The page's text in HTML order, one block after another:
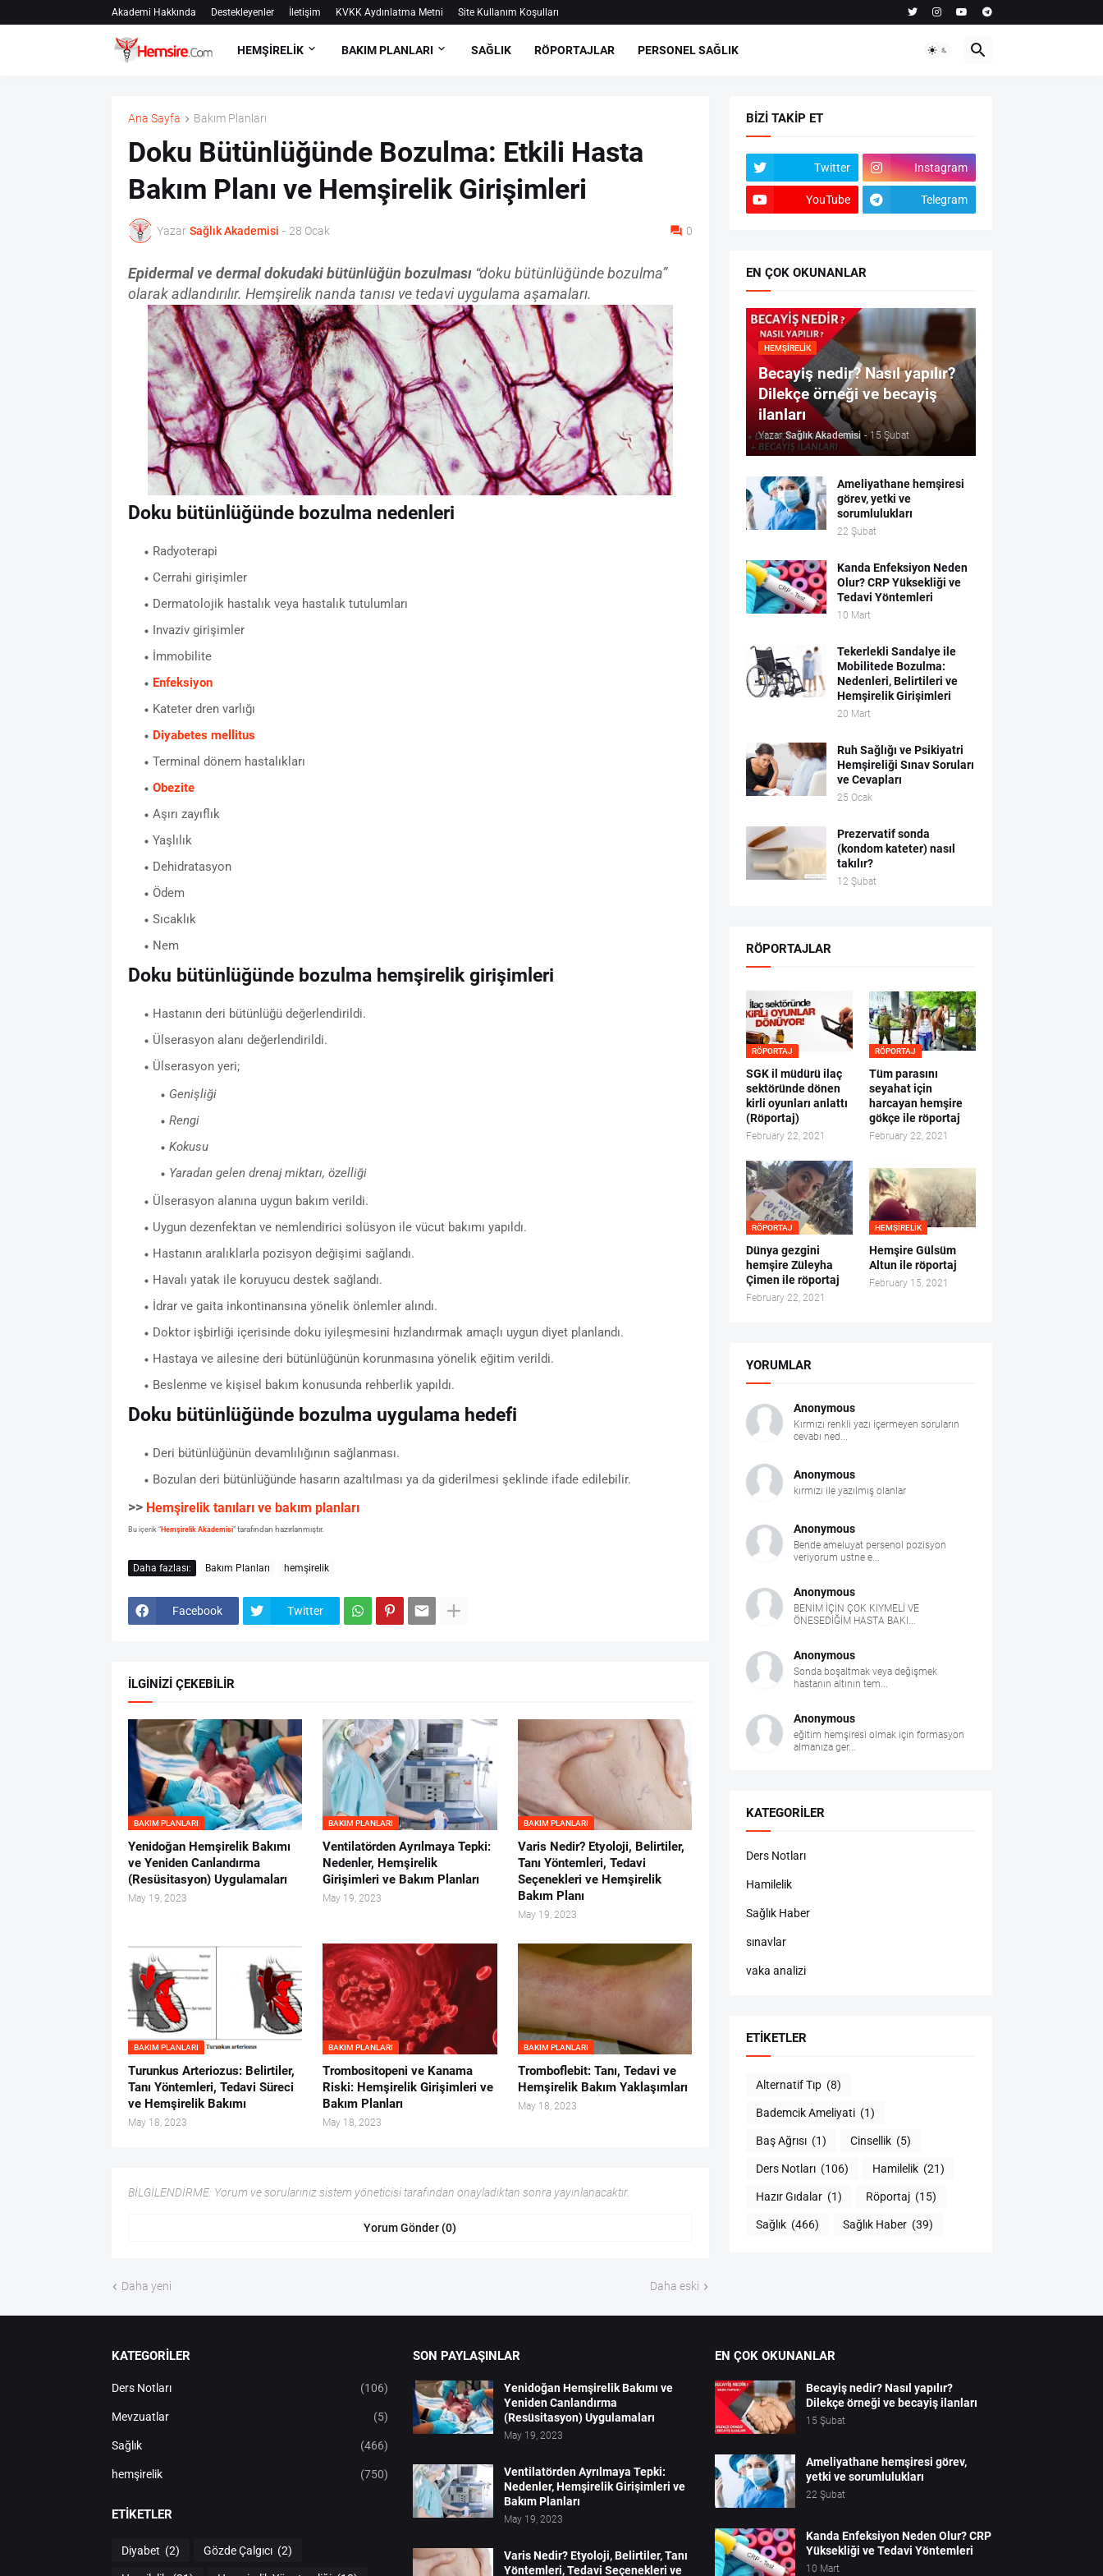
Akademi Hakkında Destekleyenler İletişim KVKK Aydınlatma Metni Site Kullanım Koşulları
HEMŞİRELİK BAKIM PLANLARI SAĞLIK RÖPORTAJLAR PERSONEL SAĞLIK
Ana Sayfa Bakım Planları
Doku Bütünlüğünde Bozulma: Etkili Hasta
Bakım Planı ve Hemşirelik Girişimleri
Yazar Sağlık Akademisi - 28 Ocak 0
Epidermal ve dermal dokudaki bütünlüğün bozulması“doku bütünlüğünde bozulma”
olarak adlandırılır. Hemşirelik nanda tanısı ve tedavi uygulama aşamaları.
Doku bütünlüğünde bozulma nedenleri
Radyoterapi
Cerrahi girişimler
Dermatolojik hastalık veya hastalık tutulumları
Invaziv girişimler
İmmobilite
Enfeksiyon
Kateter dren varlığı
Diyabetes mellitus
Terminal dönem hastalıkları
Obezite
Aşırı zayıflık
Yaşlılık
Dehidratasyon
Ödem
Sıcaklık
Nem
Doku bütünlüğünde bozulma hemşirelik girişimleri
Hastanın deri bütünlüğü değerlendirildi.
Ülserasyon alanı değerlendirildi.
Ülserasyon yeri;
Genişliği
Rengi
Kokusu
Yaradan gelen drenaj miktarı, özelliği
Ülserasyon alanına uygun bakım verildi.
Uygun dezenfektan ve nemlendirici solüsyon ile vücut bakımı yapıldı.
Hastanın aralıklarla pozisyon değişimi sağlandı.
Havalı yatak ile koruyucu destek sağlandı.
İdrar ve gaita inkontinansına yönelik önlemler alındı.
Doktor işbirliği içerisinde doku iyileşmesini hızlandırmak amaçlı uygun diyet planlandı.
Hastaya ve ailesine deri bütünlüğünün korunmasına yönelik eğitim verildi.
Beslenme ve kişisel bakım konusunda rehberlik yapıldı.
Doku bütünlüğünde bozulma uygulama hedefi
Deri bütünlüğünün devamlılığının sağlanması.
Bozulan deri bütünlüğünde hasarın azaltılması ya da giderilmesi şeklinde ifade edilebilir.
>> Hemşirelik tanıları ve bakım planları
Bu içerik “Hemşirelik Akademisi” tarafından hazırlanmıştır.
Daha fazlası: Bakım Planları hemşirelik
Facebook Twitter
İLGİNİZİ ÇEKEBİLİR
BAKIM PLANLARI
Yenidoğan Hemşirelik Bakımı
ve Yeniden Canlandırma
(Resüsitasyon) Uygulamaları
May 19, 2023
BAKIM PLANLARI
Ventilatörden Ayrılmaya Tepki:
Nedenler, Hemşirelik
Girişimleri ve Bakım Planları
May 19, 2023
BAKIM PLANLARI
Varis Nedir? Etyoloji, Belirtiler,
Tanı Yöntemleri, Tedavi
Seçenekleri ve Hemşirelik
Bakım Planı
May 19, 2023
BAKIM PLANLARI
Turunkus Arteriozus: Belirtiler,
Tanı Yöntemleri, Tedavi Süreci
ve Hemşirelik Bakımı
May 18, 2023
BAKIM PLANLARI
Trombositopeni ve Kanama
Riski: Hemşirelik Girişimleri ve
Bakım Planları
May 18, 2023
BAKIM PLANLARI
Tromboflebit: Tanı, Tedavi ve
Hemşirelik Bakım Yaklaşımları
May 18, 2023
BİLGİLENDİRME: Yorum ve sorularınız sistem yöneticisi tarafından onayladıktan sonra yayınlanacaktır.
Yorum Gönder (0)
Daha yeni Daha eski
BIZI TAKIP ET
Twitter Instagram
YouTube Telegram
EN ÇOK OKUNANLAR
HEMŞIRELIK
Becayiş nedir? Nasıl yapılır?
Dilekçe örneği ve becayiş
ilanları
Yazar Sağlık Akademisi - 15 Şubat
Ameliyathane hemşiresi
görev, yetki ve
sorumlulukları
22 Şubat
Kanda Enfeksiyon Neden
Olur? CRP Yüksekliği ve
Tedavi Yöntemleri
10 Mart
Tekerlekli Sandalye ile
Mobilitede Bozulma:
Nedenleri, Belirtileri ve
Hemşirelik Girişimleri
20 Mart
Ruh Sağlığı ve Psikiyatri
Hemşireliği Sınav Soruları
ve Cevapları
25 Ocak
Prezervatif sonda
(kondom kateter) nasıl
takılır?
12 Şubat
RÖPORTAJLAR
RÖPORTAJ
SGK il müdürü ilaç
sektöründe dönen
kirli oyunları anlattı
(Röportaj)
February 22, 2021
RÖPORTAJ
Tüm parasını
seyahat için
harcayan hemşire
gökçe ile röportaj
February 22, 2021
RÖPORTAJ
Dünya gezgini
hemşire Züleyha
Çimen ile röportaj
February 22, 2021
HEMŞIRELIK
Hemşire Gülsüm
Altun ile röportaj
February 15, 2021
YORUMLAR
Anonymous
Kırmızı renkli yazı içermeyen soruların
cevabı ned...
Anonymous
kırmızı ile yazılmış olanlar
Anonymous
Bende ameluyat persenol pozisyon
veriyorum ustne e...
Anonymous
BENİM İÇİN ÇOK KIYMELİ VE
ÖNESEDİĞİM HASTA BAKI...
Anonymous
Sonda boşaltmak veya değişmek
hastanın altının tem...
Anonymous
eğitim hemşiresi olmak için formasyon
almanıza ger...
KATEGORILER
Ders Notları
Hamilelik
Sağlık Haber
sınavlar
vaka analizi
ETIKETLER
Alternatif Tıp (8)
Bademcik Ameliyati (1)
Baş Ağrısı (1) Cinsellik (5)
Ders Notları (106) Hamilelik (21)
Hazır Gıdalar (1) Röportaj (15)
Sağlık (466) Sağlık Haber (39)
KATEGORİLER
Ders Notları (106)
Mevzuatlar (5)
Sağlık (466)
hemşirelik (750)
ETIKETLER
Diyabet (2) Gözde Çalgıcı (2)
SON PAYLAŞINLAR
Yenidoğan Hemşirelik Bakımı ve
Yeniden Canlandırma
(Resüsitasyon) Uygulamaları
May 19, 2023
Ventilatörden Ayrılmaya Tepki:
Nedenler, Hemşirelik Girişimleri ve
Bakım Planları
May 19, 2023
Varis Nedir? Etyoloji, Belirtiler, Tanı
Yöntemleri, Tedavi Seçenekleri ve
EN ÇOK OKUNANLAR
Becayiş nedir? Nasıl yapılır?
Dilekçe örneği ve becayiş ilanları
15 Şubat
Ameliyathane hemşiresi görev,
yetki ve sorumlulukları
22 Şubat
Kanda Enfeksiyon Neden Olur? CRP
Yüksekliği ve Tedavi Yöntemleri
10 Mart